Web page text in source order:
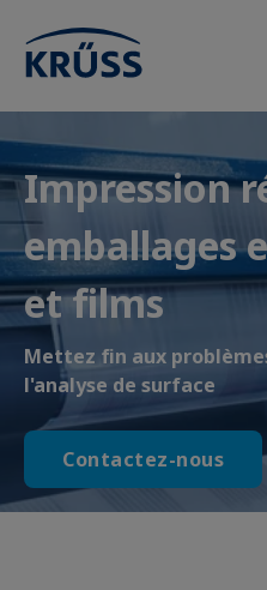
Impression
emballages
et films
Mettez fin aux
l'analyse de surface
Contactez-nous